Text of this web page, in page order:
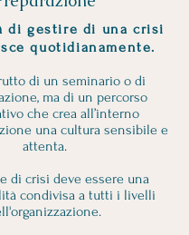
di gestire di una crisi
quotidianamente.
di un seminario o di
ma di un percorso
che crea all’interno
una cultura sensibile e
attenta.
di crisi deve essere una
condivisa a tutti i livelli